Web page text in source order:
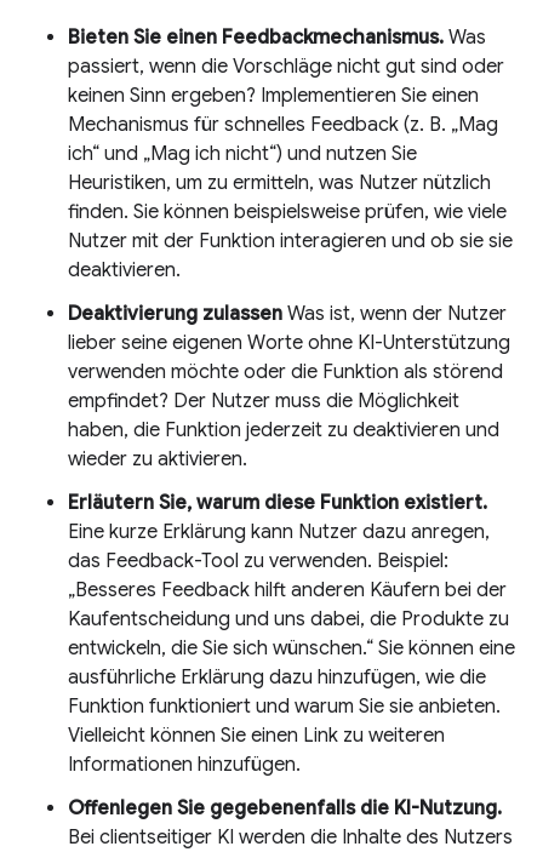
Bieten Sie einen Feedbackmechanismus. Was
passiert, wenn die Vorschläge nicht gut sind oder
keinen Sinn ergeben? Implementieren Sie einen
Mechanismus für schnelles Feedback (z. B. „Mag
ich“ und „Mag ich nicht“) und nutzen Sie
Heuristiken, um zu ermitteln, was Nutzer nützlich
finden. Sie können beispielsweise prüfen, wie viele
Nutzer mit der Funktion interagieren und ob sie sie
deaktivieren.
Deaktivierung zulassen Was ist, wenn der Nutzer
lieber seine eigenen Worte ohne KI-Unterstützung
verwenden möchte oder die Funktion als störend
empfindet? Der Nutzer muss die Möglichkeit
haben, die Funktion jederzeit zu deaktivieren und
wieder zu aktivieren.
Erläutern Sie, warum diese Funktion existiert.
Eine kurze Erklärung kann Nutzer dazu anregen,
das Feedback-Tool zu verwenden. Beispiel:
„Besseres Feedback hilft anderen Käufern bei der
Kaufentscheidung und uns dabei, die Produkte zu
entwickeln, die Sie sich wünschen.“ Sie können eine
ausführliche Erklärung dazu hinzufügen, wie die
Funktion funktioniert und warum Sie sie anbieten.
Vielleicht können Sie einen Link zu weiteren
Informationen hinzufügen.
Offenlegen Sie gegebenenfalls die KI-Nutzung.
Bei clientseitiger KI werden die Inhalte des Nutzers